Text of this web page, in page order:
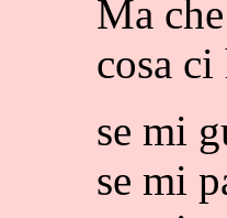
Ma
cosa
se mi
se mi